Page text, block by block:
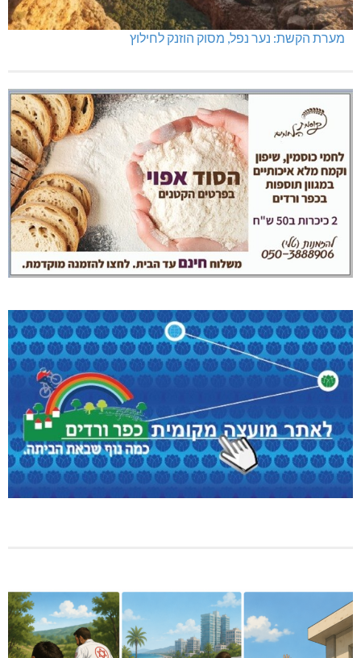
מערת הקשת: נער נפל, מסוק הוזנק לחילוץ